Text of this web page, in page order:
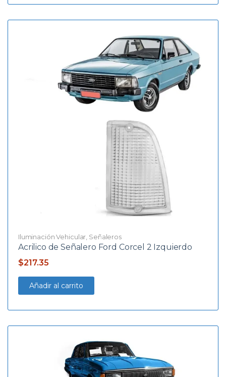
Iluminación Vehicular Señaleros
Acrilico de Señalero Ford Corcel 2 Izquierdo
$217.35
Añadir al carrito